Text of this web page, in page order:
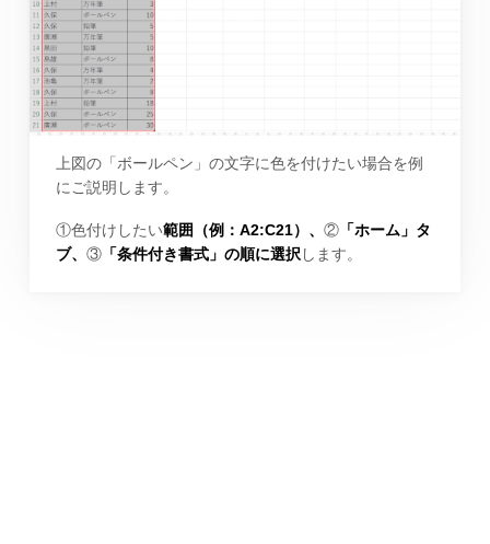
上図の「ボールペン」の文字に色を付けたい場合を例
にご説明します。
①色付けしたい範囲（例：A2:C21）、 ②「ホーム」タ
ブ、 ③「条件付き書式」の順に選択します。